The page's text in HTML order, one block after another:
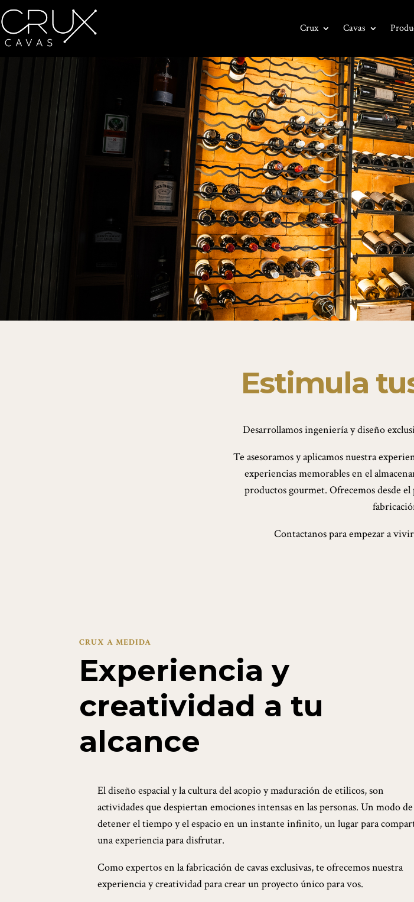
Crux Cavas
CAVAS A MEDIDA
Estimula
Desarrollamos ingeniería y diseño
Te asesoramos y aplicamos nuestra
experiencias memorables en el
productos gourmet. Ofrecemos desde
Contactanos para empezar a
CRUX A MEDIDA
Experiencia y
creatividad a tu
alcance
El diseño espacial y la cultura del acopio y maduración de etilicos, son
actividades que despiertan emociones intensas en las personas. Un modo de
detener el tiempo y el espacio en un instante infinito, un lugar para
una experiencia para disfrutar.
Como expertos en la fabricación de cavas exclusivas, te ofrecemos nuestra
experiencia y creatividad para crear un proyecto único para vos.